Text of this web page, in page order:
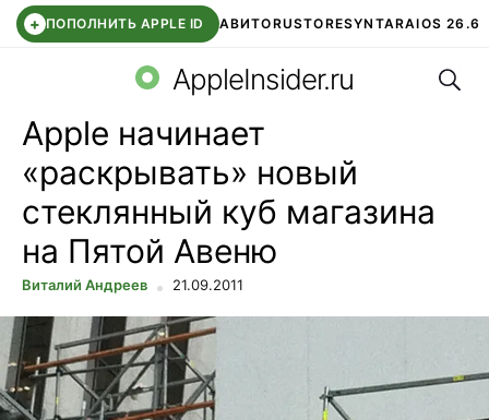
+ ПОПОЛНИТЬ APPLE ID АВИТОRUSTORESYNTARAIOS 26.6
СБЕР КИДС ЧАТ ROBLOXВТБ ОНЛАЙН
AppleInsider.ru
Apple начинает
«раскрывать» новый
стеклянный куб магазина
на Пятой Авеню
Виталий Андреев 21.09.2011